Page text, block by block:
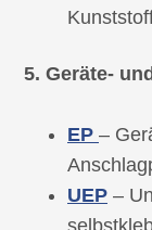
5. Geräte-
EP –
UEP –